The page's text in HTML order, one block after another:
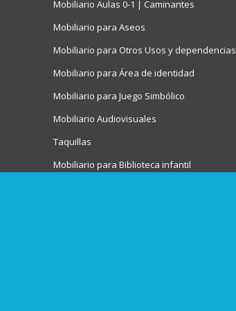
Mobiliario Aulas 0-1 | Caminantes
Mobiliario para Aseos
Mobiliario para Otros Usos y dependencias
Mobiliario para Área de identidad
Mobiliario para Juego Simbólico
Mobiliario Audiovisuales
Taquillas
Mobiliario para Biblioteca infantil